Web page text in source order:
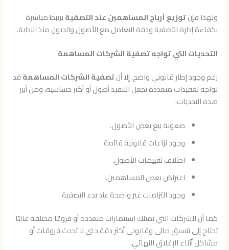
ولهذا فإنتوزيع أرباح المساهمين عند التصفيةيرتبط مباشرة
بكفاءة إدارة التصفية ودقة التعامل مع الأصول والديون منذ البداية.
التحديات التي تواجه تصفية الشركات المساهمة
رغم وجود إطار قانوني واضح، إلا أنتصفية الشركات المساهمةقد
تواجه تعقيدات متعددة تجعل التنفيذ أطول أو أكثر حساسية، ومن أبرز
هذه التحديات:
صعوبة بيع بعض الأصول.
وجود نزاعات قانونية قائمة.
اختلاف تقييمات الأصول.
اعتراض بعض المساهمين.
وجود التزامات غير واضحة عند بدء التصفية.
كما أن الشركات التي تمتلك استثمارات متعددة أو فروعًا مختلفة غالبًا
تحتاج إلى تنسيق مالي وقانوني أكثر دقة حتى لا تحدث فروقات أو
مشاكل أثناء الإغلاق النهائي.